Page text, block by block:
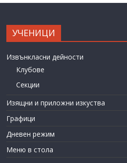
УЧЕНИЦИ
Извънкласни дейности
Клубове
Секции
Изящни и приложни изкуства
Графици
Дневен режим
Меню в стола